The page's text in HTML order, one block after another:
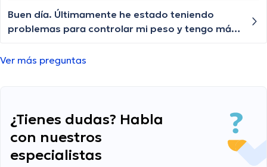
Buen día. Últimamente he estado teniendo
problemas para controlar mi peso y tengo más
Ver más preguntas
¿Tienes dudas? Habla
con nuestros
especialistas